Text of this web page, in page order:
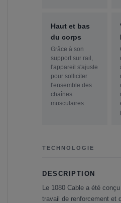
Haut et bas
du corps
Grâce à son
support sur rail,
l'appareil s'ajuste
pour solliciter
l'ensemble des
chaînes
musculaires.
TECHNOLOGIE
DESCRIPTION
Le 1080 Cable a été
travail de renforcement et